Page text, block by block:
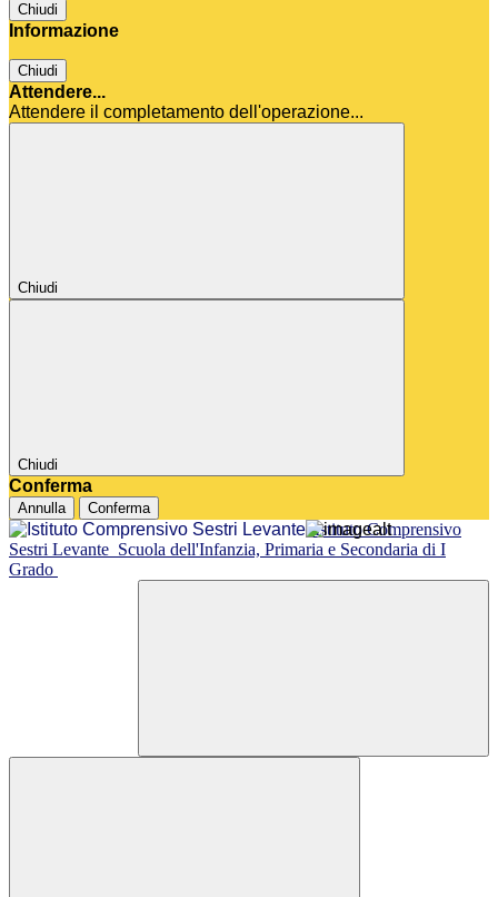
Chiudi
Informazione
Chiudi
Attendere...
Attendere il completamento dell'operazione...
Chiudi
Chiudi
Conferma
Annulla Conferma
Istituto Comprensivo
Sestri Levante Scuola dell'Infanzia, Primaria e Secondaria di I
Grado